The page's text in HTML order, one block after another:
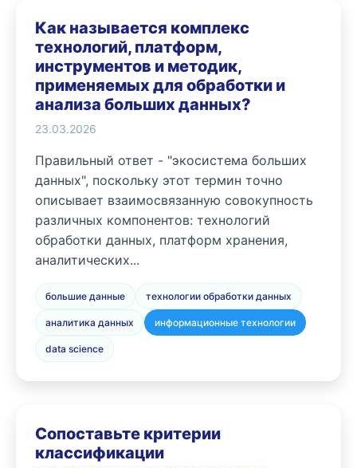
Как называется комплекс
технологий, платформ,
инструментов и методик,
применяемых для обработки и
анализа больших данных?
23.03.2026
Правильный ответ - "экосистема больших
данных", поскольку этот термин точно
описывает взаимосвязанную совокупность
различных компонентов: технологий
обработки данных, платформ хранения,
аналитических...
большие данные технологии обработки данных
аналитика данных информационные технологии
data science
Сопоставьте критерии
классификации